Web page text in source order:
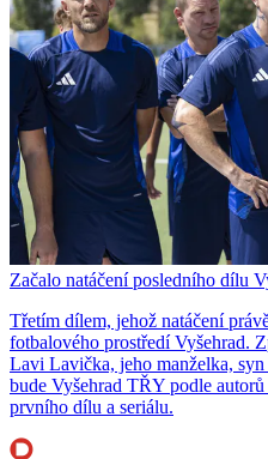
Začalo natáčení posledního dílu
Třetím dílem, jehož natáčení
fotbalového prostředí Vyšehrad.
Lavi Lavička, jeho manželka,
bude Vyšehrad TŘY podle
prvního dílu a seriálu.